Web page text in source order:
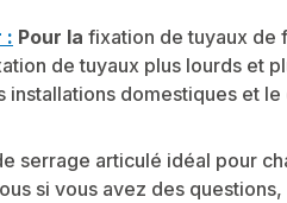
: Pour la fixation de tuyaux de
de tuyaux plus lourds et
installations domestiques et
serrage articulé idéal pour
si vous avez des